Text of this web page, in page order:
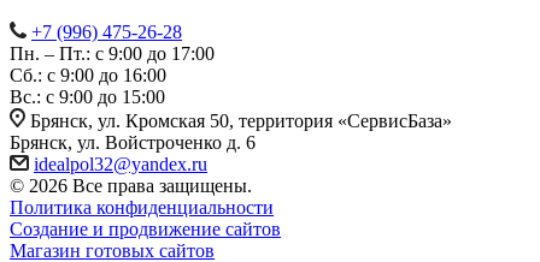
+7 (996) 475-26-28
Пн. – Пт.: с 9:00 до 17:00
Сб.: с 9:00 до 16:00
Bc.: с 9:00 до 15:00
Брянск, ул. Кромская 50, территория «СервисБаза»
Брянск, ул. Войстроченко д. 6
idealpol32@yandex.ru
© 2026 Все права защищены.
Политика конфиденциальности
Создание и продвижение сайтов
Магазин готовых сайтов